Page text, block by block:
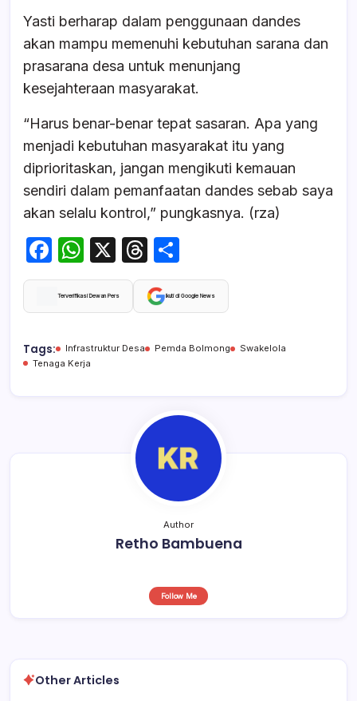
Yasti berharap dalam penggunaan dandes
akan mampu memenuhi kebutuhan sarana dan
prasarana desa untuk menunjang
kesejahteraan masyarakat.
“Harus benar-benar tepat sasaran. Apa yang
menjadi kebutuhan masyarakat itu yang
diprioritaskan, jangan mengikuti kemauan
sendiri dalam pemanfaatan dandes sebab saya
akan selalu kontrol,” pungkasnya. (rza)
F
a
c
b
o
W
h
at
A
p
X
T
hr
e
d
h
ar
Terverifikasi Dewan Pers Ikuti di Google News
Tags: Infrastruktur Desa Pemda Bolmong
Swakelola
Tenaga Kerja
Author
Retho Bambuena
Follow Me
Other Articles